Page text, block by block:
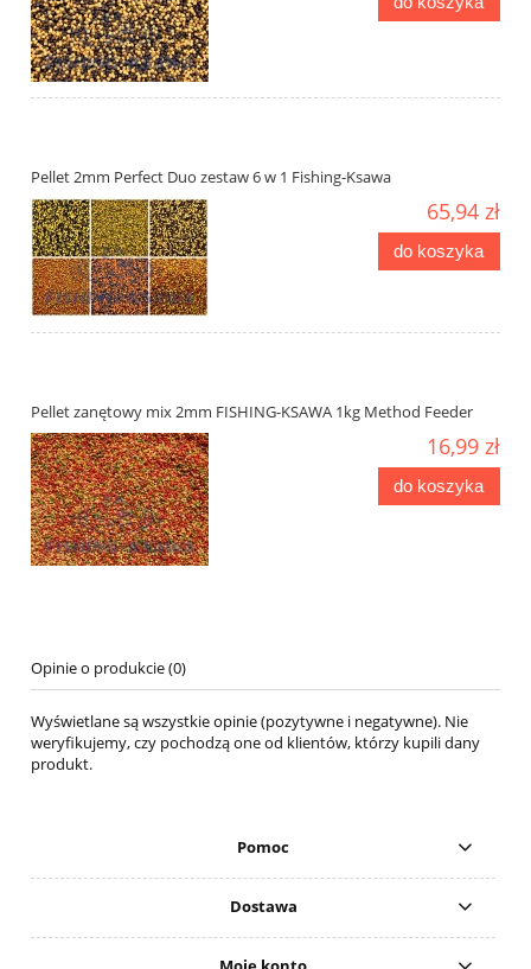
Pellet 2mm Perfect Duo zestaw 6 w 1 Fishing-Ksawa
65,94 zł
do koszyka
Pellet zanętowy mix 2mm FISHING-KSAWA 1kg Method Feeder
16,99 zł
do koszyka
Opinie o produkcie (0)
Wyświetlane są wszystkie opinie (pozytywne i negatywne). Nie
weryfikujemy, czy pochodzą one od klientów, którzy kupili dany
produkt.
Pomoc
Dostawa